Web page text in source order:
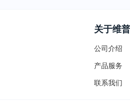
关于维普
公司介绍
产品服务
联系我们